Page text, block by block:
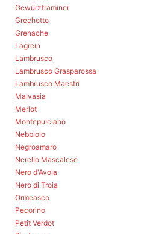
Gewürztraminer
Grechetto
Grenache
Lagrein
Lambrusco
Lambrusco Grasparossa
Lambrusco Maestri
Malvasia
Merlot
Montepulciano
Nebbiolo
Negroamaro
Nerello Mascalese
Nero d'Avola
Nero di Troia
Ormeasco
Pecorino
Petit Verdot